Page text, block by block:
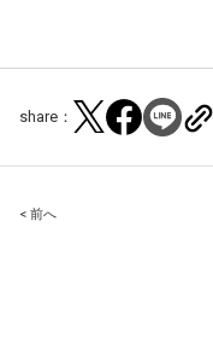
share：
Post
< 前へ